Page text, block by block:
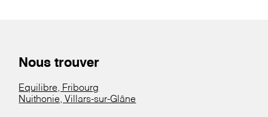
Nous trouver
Equilibre, Fribourg
Nuithonie, Villars-sur-Glâne